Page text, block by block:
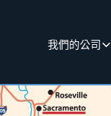
我們的公司